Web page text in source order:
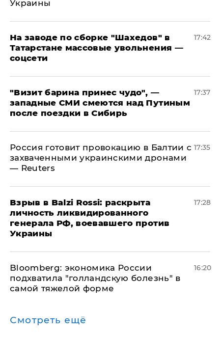
Украины
На заводе по сборке "Шахедов" в
Татарстане массовые увольнения —
соцсети
17:42
"Визит барина принес чудо", —
западные СМИ смеются над Путиным
после поездки в Сибирь
17:37
​Россия готовит провокацию в Балтии с
захваченными украинскими дронами
— Reuters
17:35
​Взрыв в Balzi Rossi: раскрыта
личность ликвидированного
генерала РФ, воевавшего против
Украины
17:28
Bloomberg: экономика России
подхватила "голландскую болезнь" в
самой тяжелой форме
16:20
Смотреть ещё